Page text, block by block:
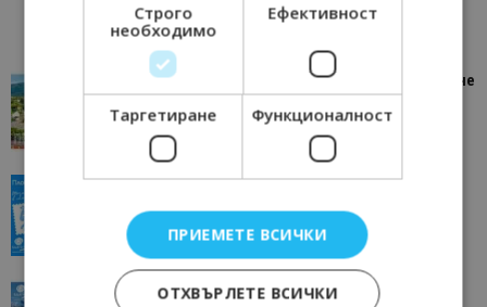
“Пощенска картичка от…”: Петрич – Изживяване
отвъд очакваното
Петрич 11/07/2026 11:22
“Пощенска картичка от…”: Пловдив, градът на
Пловдив 23/06/2026 10:00
“Пощенска картичка от…”: Перник – град на
Строго
необходимо
Ефективност
Таргетиране Функционалност
ПРИЕМЕТЕ ВСИЧКИ
ОТХВЪРЛЕТЕ ВСИЧКИ